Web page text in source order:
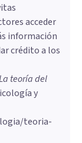
acceder
información
crédito a los
teoría del
y
teoria-